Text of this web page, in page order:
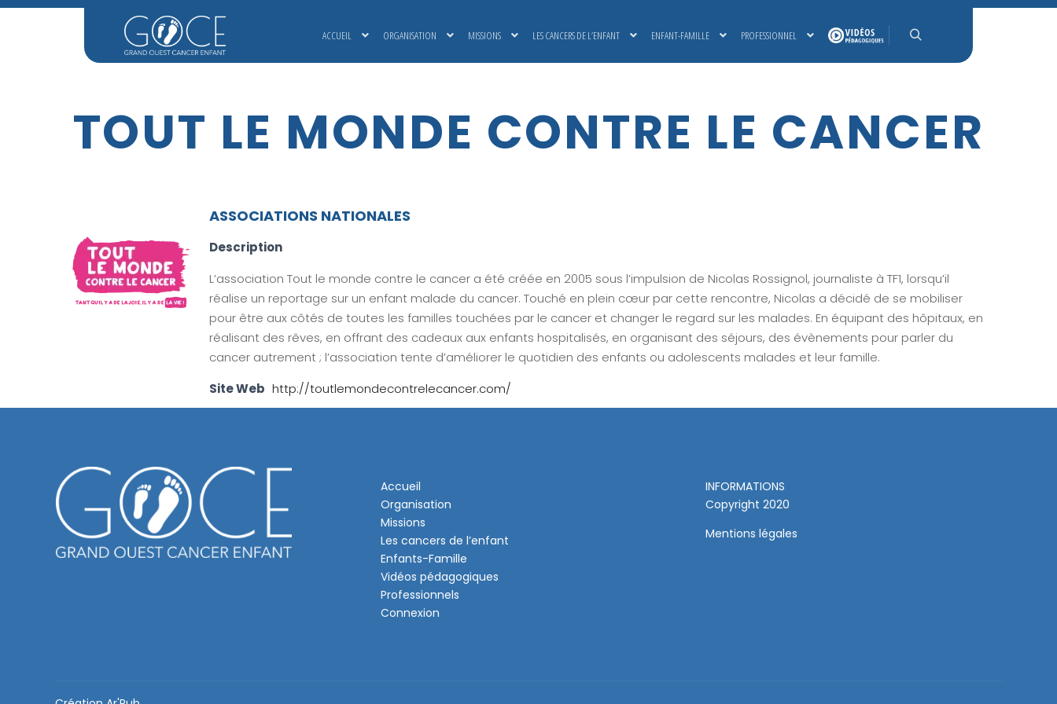
ACCUEIL ORGANISATION MISSIONS LES CANCERS DE L’ENFANT ENFANT-FAMILLE PROFESSIONNEL
Rechercher
TOUT LE MONDE CONTRE LE CANCER
ASSOCIATIONS NATIONALES
Description
L’association Tout le monde contre le cancer a été créée en 2005 sous l’impulsion de Nicolas Rossignol, journaliste à TF1, lorsqu’il
réalise un reportage sur un enfant malade du cancer. Touché en plein cœur par cette rencontre, Nicolas a décidé de se mobiliser
pour être aux côtés de toutes les familles touchées par le cancer et changer le regard sur les malades. En équipant des hôpitaux, en
réalisant des rêves, en offrant des cadeaux aux enfants hospitalisés, en organisant des séjours, des évènements pour parler du
cancer autrement ; l’association tente d’améliorer le quotidien des enfants ou adolescents malades et leur famille.
Site Web http://toutlemondecontrelecancer.com/
Accueil
Organisation
Missions
Les cancers de l’enfant
Enfants-Famille
Vidéos pédagogiques
Professionnels
Connexion
INFORMATIONS
Copyright 2020
Mentions légales